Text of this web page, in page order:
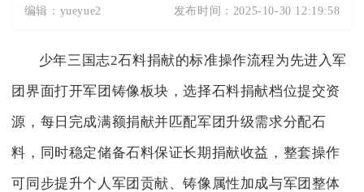
编辑： yueyue2 发布时间： 2025-10-30 12:19:58
少年三国志2石料捐献的标准操作流程为先进入军
团界面打开军团铸像板块，选择石料捐献档位提交资
源，每日完成满额捐献并匹配军团升级需求分配石
料，同时稳定储备石料保证长期捐献收益，整套操作
可同步提升个人军团贡献、铸像属性加成与军团整体